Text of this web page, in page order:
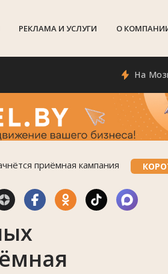
РЕКЛАМА И УСЛУГИ О
На
приёмная кампания